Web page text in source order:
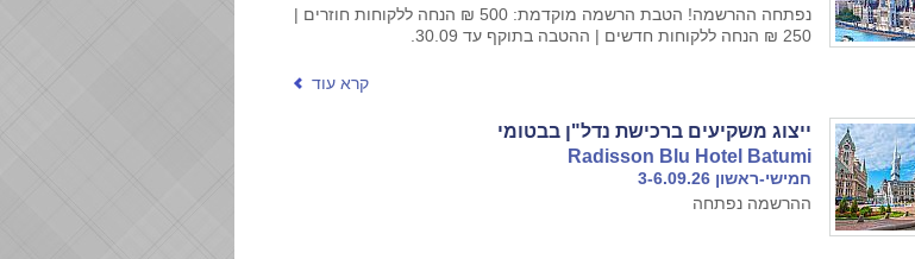
נפתחה ההרשמה! הטבת הרשמה מוקדמת: 500 ₪ הנחה ללקוחות חוזרים |
250 ₪ הנחה ללקוחות חדשים | ההטבה בתוקף עד 30.09.
קרא עוד
ייצוג משקיעים ברכישת נדל"ן בבטומי
Radisson Blu Hotel Batumi
חמישי-ראשון 3-6.09.26
ההרשמה נפתחה